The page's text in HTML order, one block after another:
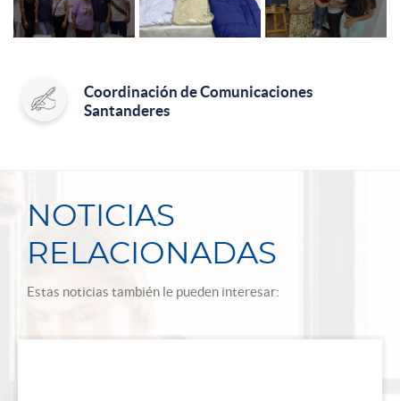
Coordinación de Comunicaciones
Santanderes
NOTICIAS
RELACIONADAS
Estas noticias también le pueden interesar: